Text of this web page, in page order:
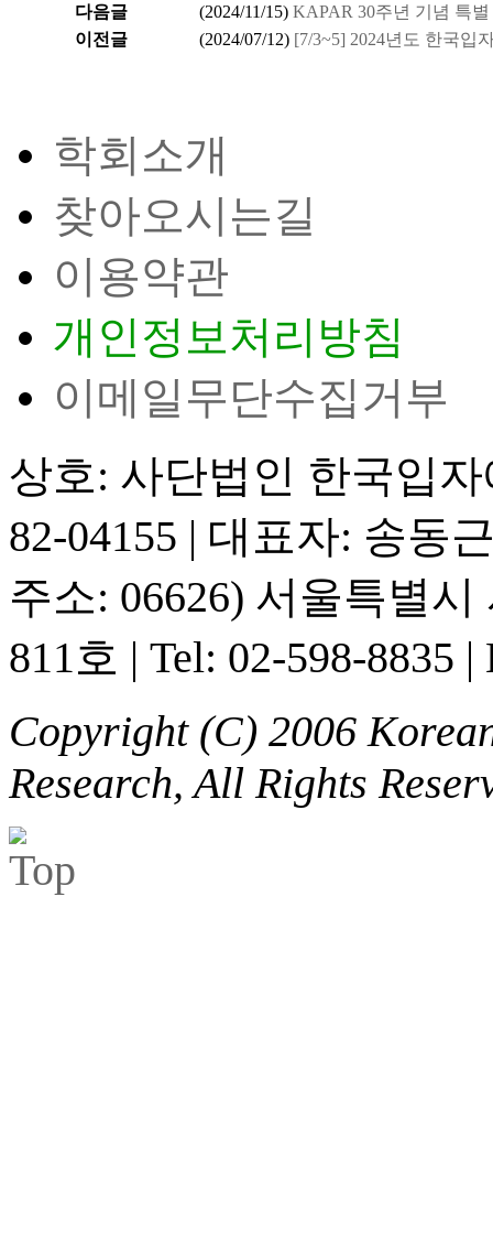
다음글 (2024/11/15) KAPAR 30주년 기념 특
이전글
(2024/07/12) [7/3~5] 2024년도 한국입
학회소개
찾아오시는길
이용약관
개인정보처리방침
이메일무단수집거부
상호: 사단법인 한국입
82-04155 | 대표자: 송동
주소: 06626) 서울특별
811호 | Tel: 02-598-8835 |
Copyright (C) 2006
Research, All Rights